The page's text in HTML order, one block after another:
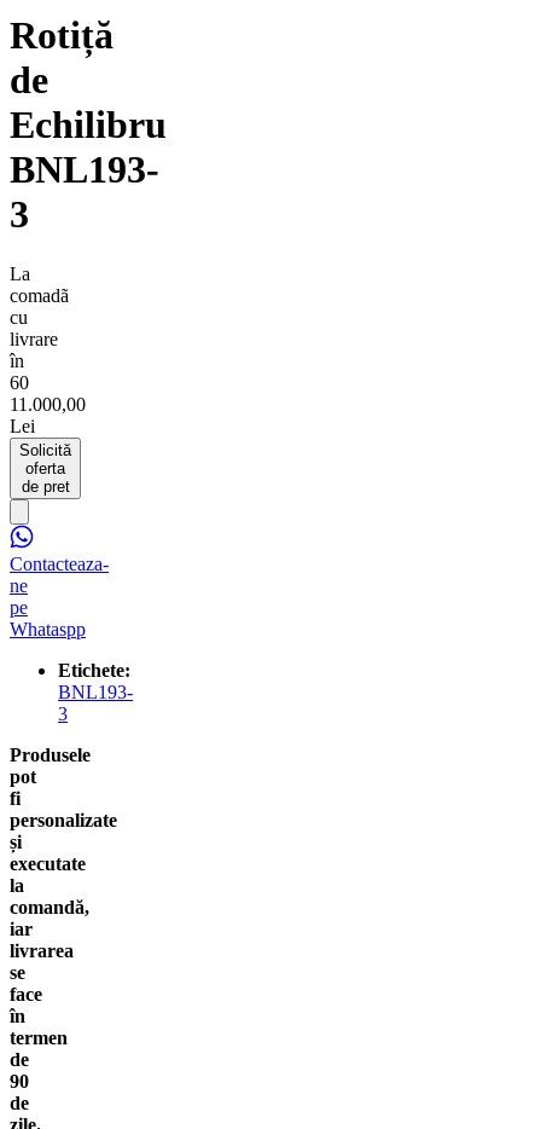
Rotiță
de
Echilibru
BNL193-
3
La
comadã
cu
livrare
în
60
11.000,00
Lei
Solicită
oferta
de pret
Contacteaza-
ne
pe
Whataspp
Etichete:
BNL193-
3
Produsele
pot
fi
personalizate
și
executate
la
comandă,
iar
livrarea
se
face
în
termen
de
90
de
zile.